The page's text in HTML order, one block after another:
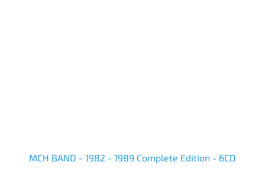
MCH BAND - 1982 - 1989 Complete Edition - 6CD